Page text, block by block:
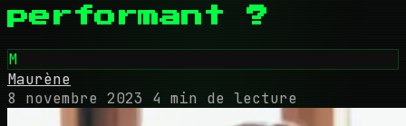
performant ?
M
Maurène
8 novembre 2023
4 min de lecture